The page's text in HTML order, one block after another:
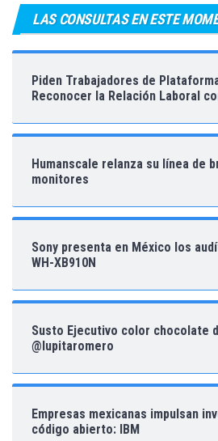
LAS CONSULTAS EN ESTE
Piden Trabajadores de
Reconocer la Relación Laboral
Humanscale relanza su línea de
monitores
Sony presenta en México los
WH-XB910N
Susto Ejecutivo color chocolate
@lupitaromero
Empresas mexicanas impulsan
código abierto: IBM